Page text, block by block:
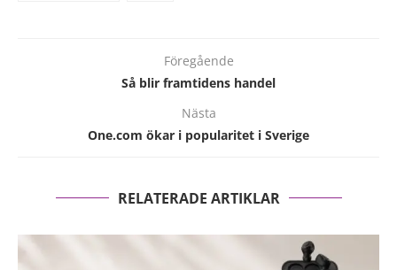
Föregående
Så blir framtidens handel
Nästa
One.com ökar i popularitet i Sverige
RELATERADE ARTIKLAR